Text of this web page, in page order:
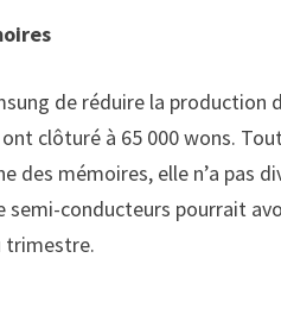
de réduire la production
clôturé à 65 000 wons.
mémoires, elle n’a pas
conducteurs pourrait
trimestre.